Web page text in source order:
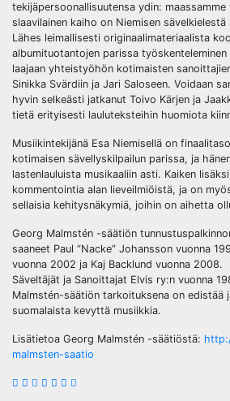
tekijäpersoonallisuutensa ydin:
slaavilainen kaiho on Niemisen
Lähes leimallisesti originaalimateriaalista
albumituotantojen parissa
laajaan yhteistyöhön kotimaisten
Sinikka Svärdiin ja Jari Saloseen. Voidaan
hyvin selkeästi jatkanut Toivo Kärjen ja
tietä erityisesti lauluteksteihin huomiota
Musiikintekijänä Esa Niemisellä on
kotimaisen sävellyskilpailun parissa, ja
lastenlauluista musikaaliin asti. Kaiken
kommentointia alan lieveilmiöistä, ja on
sellaisia kehitysnäkymiä, joihin on aihetta
Georg Malmstén -säätiön
saaneet Paul “Nacke” Johansson vuonna
vuonna 2002 ja Kaj Backlund vuonna 2008.
Säveltäjät ja Sanoittajat Elvis ry:n vuonna
Malmstén-säätiön tarkoituksena on edistää
suomalaista kevyttä musiikkia.
Lisätietoa Georg Malmstén -säätiöstä:
malmsten-saatio